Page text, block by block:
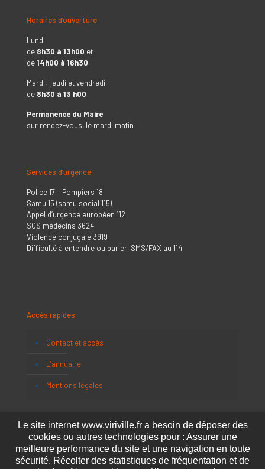
Horaires d’ouverture
Lundi
de 8h30 à 13h00 et
de14h00 à 16h30
Mardi, jeudi et vendredi
de 8h30 à 13 h00
Permanence du Maire
sur rendez-vous, le mardi matin
Services d’urgence
Police 17 – Pompiers 18
Samu 15 (samu social 115)
Appel d’urgence européen 112
SOS médecins 3624
Violence conjugale 3919
Difficulté à entendre ou parler, SMS/FAX au 114
Accès rapides
Contact et accès
L’annuaire
Mentions légales
Le site internet www.viriville.fr a besoin de déposer des
cookies ou autres technologies pour : Assurer une
meilleure performance du site et une navigation en toute
sécurité. Récolter des statistiques de fréquentation et de